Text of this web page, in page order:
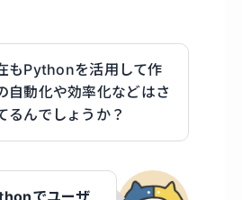
もPythonを活用して作
自動化や効率化などはさ
るんでしょうか？
でユーザ